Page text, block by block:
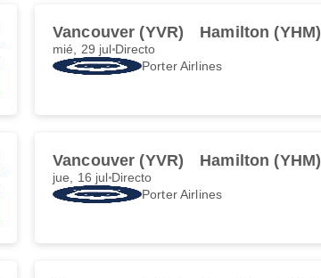
Vancouver (YVR) Hamilton (YHM)
mié, 29 jul Directo
Porter Airlines
Vancouver (YVR) Hamilton (YHM)
jue, 16 jul Directo
Porter Airlines